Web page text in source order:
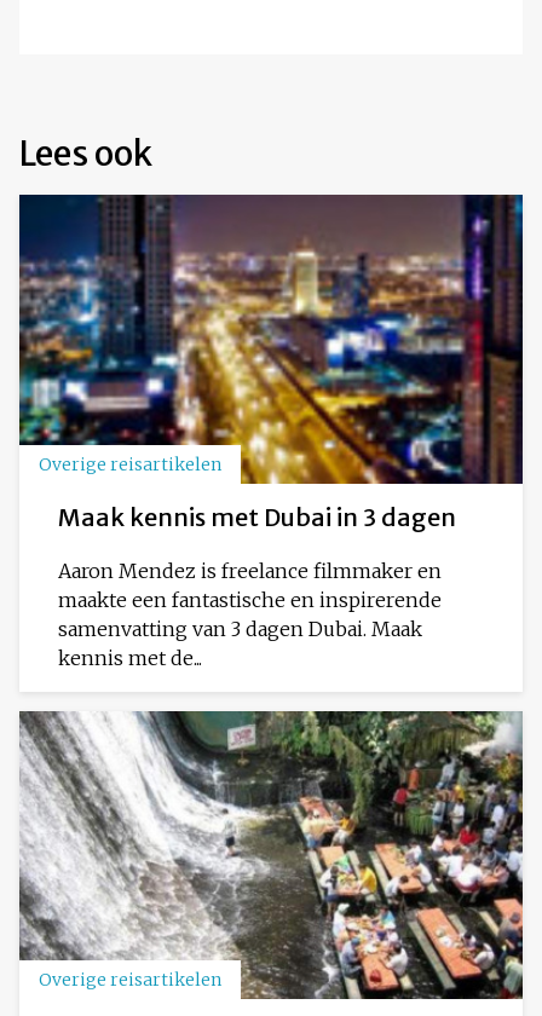
Lees ook
Overige reisartikelen
Maak kennis met Dubai in 3 dagen
Aaron Mendez is freelance filmmaker en
maakte een fantastische en inspirerende
samenvatting van 3 dagen Dubai. Maak
kennis met de...
Overige reisartikelen